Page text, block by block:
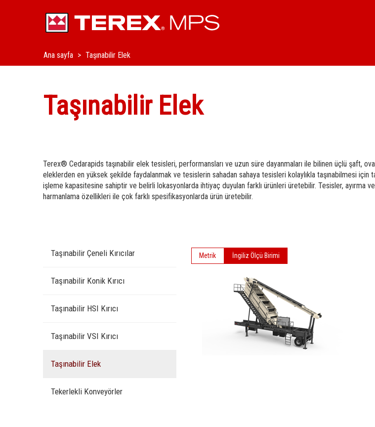
Ana sayfa Taşınabilir Elek
Taşınabilir Elek
Terex® Cedarapids taşınabilir elek tesisleri, performansları ve uzun süre dayanmaları ile bilinen üçlü şaft,
eleklerden en yüksek şekilde faydalanmak ve tesislerin sahadan sahaya tesisleri kolaylıkla taşınabilmesi
işleme kapasitesine sahiptir ve belirli lokasyonlarda ihtiyaç duyulan farklı ürünleri üretebilir. Tesisler, ayırma
harmanlama özellikleri ile çok farklı spesifikasyonlarda ürün üretebilir.
Metrik İngiliz Ölçü Birimi
Taşınabilir Çeneli Kırıcılar
Taşınabilir Konik Kırıcı
Taşınabilir HSI Kırıcı
Taşınabilir VSI Kırıcı
Taşınabilir Elek
Tekerlekli Konveyörler